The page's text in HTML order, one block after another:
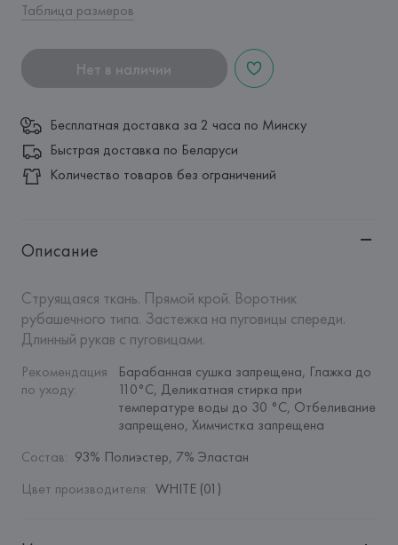
Таблица размеров
Нет в наличии
Бесплатная доставка за 2 часа по Минску
Быстрая доставка по Беларуси
Количество товаров без ограничений
Описание
Струящаяся ткань. Прямой крой. Воротник
рубашечного типа. Застежка на пуговицы спереди.
Длинный рукав с пуговицами.
Рекомендация
по уходу:
Барабанная сушка запрещена, Глажка до
110°C, Деликатная стирка при
температуре воды до 30 °C, Отбеливание
запрещено, Химчистка запрещена
Состав: 93% Полиэстер, 7% Эластан
Цвет производителя: WHITE (01)